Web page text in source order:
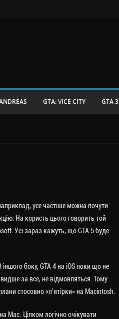
GTA: VICE CITY GTA 3
усе частіше можна почути
На користь цього говорить той
Усі зараз кажуть, що GTA 5 буде
боку, GTA 4 на iOS поки що не
за все, не відмовляться. Тому
стосовно «п’ятірки» на Macintosh.
Mac. Цілком логічно очікувати